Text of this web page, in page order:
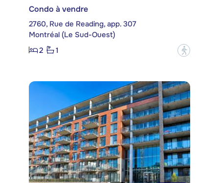
Condo à vendre
2760, Rue de Reading, app. 307
Montréal (Le Sud-Ouest)
2
1 ?